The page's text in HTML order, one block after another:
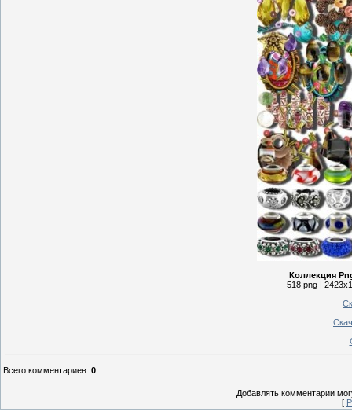
Коллекция
518 png |
Всего комментариев: 0
Добавлять комментарии
[